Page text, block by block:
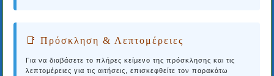
📑 Πρόσκληση & Λεπτομέρειες
Για να διαβάσετε το πλήρες κείμενο της πρόσκλησης και τις
λεπτομέρειες για τις αιτήσεις, επισκεφθείτε τον παρακάτω